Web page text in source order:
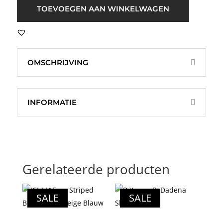
OranjeTOEVOEGEN AAN WINKELWAGEN
OMSCHRIJVING
INFORMATIE
Gerelateerde producten
SALE SALE